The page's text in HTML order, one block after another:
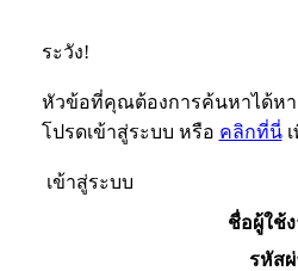
ระวัง!
หัวข้อที่คุณต้องการค้นหาได้ห
โปรดเข้าสู่ระบบ หรือ คลิกที่นี่เ
เข้าสู่ระบบ
ชื่อผู้ใช้
รหัส